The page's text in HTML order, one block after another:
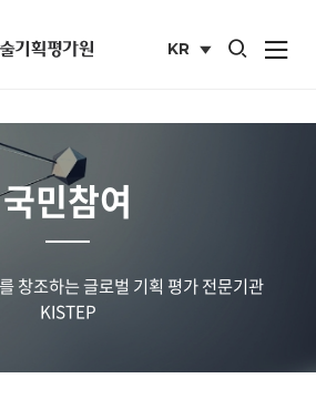
KR
통합검색 열기
사이트맵
국민참여
창조하는 글로벌 기획 평가 전문기관
KISTEP